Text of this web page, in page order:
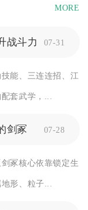
MORE
战斗力 07-31
能、三连连招、江
套武学，...
剑冢 07-28
冢核心依靠锁定生
形、粒子...